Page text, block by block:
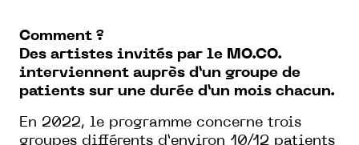
Comment ?
Des artistes invités par le MO.CO.
interviennent auprès d’un groupe de
patients sur une durée d’un mois chacun.
En 2022, le programme concerne trois
groupes différents d’environ 10/12 patients